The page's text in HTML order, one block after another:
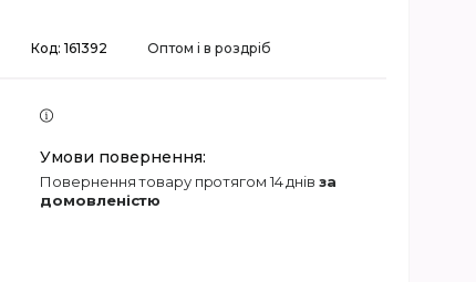
Оптом і в роздріб
Код: 161392
повернення товару протягом 14 днів за
домовленістю